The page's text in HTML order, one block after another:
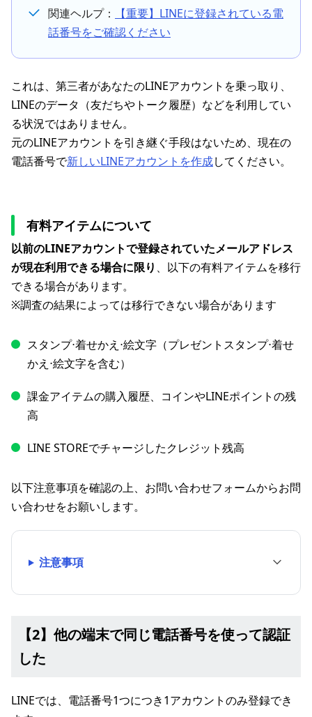
関連ヘルプ：
【重要】LINEに登録されている電
話番号をご確認ください
これは、第三者があなたのLINEアカウントを乗っ取り、
LINEのデータ（友だちやトーク履歴）などを利用してい
る状況ではありません。
元のLINEアカウントを引き継ぐ手段はないため、現在の
電話番号で新しいLINEアカウントを作成してください。
有料アイテムについて
以前のLINEアカウントで登録されていたメールアドレス
が現在利用できる場合に限り 、以下の有料アイテムを移行
できる場合があります。
※調査の結果によっては移行できない場合があります
スタンプ⋅着せかえ⋅絵文字（プレゼントスタンプ⋅着せ
かえ⋅絵文字を含む）
課金アイテムの購入履歴、コインやLINEポイントの残
高
LINE STOREでチャージしたクレジット残高
以下注意事項を確認の上、お問い合わせフォームからお問
い合わせをお願いします。
注意事項
【2】他の端末で同じ電話番号を使って認証
した
LINEでは、電話番号1つにつき1アカウントのみ登録でき